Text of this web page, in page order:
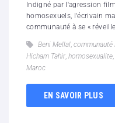
Indigné par l'agression
homosexuels, l'écrivain
communauté à se «
Beni Mellal, communauté
Hicham Tahir, homosexualite,
Maroc
EN SAVOIR PLUS